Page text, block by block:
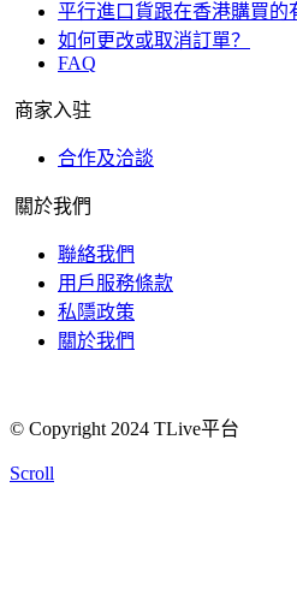
平行進口貨跟在香港購買的
如何更改或取消訂單？
FAQ
商家入驻
合作及洽談
關於我們
聯絡我們
用戶服務條款
私隱政策
關於我們
© Copyright 2024 TLive平台
Scroll